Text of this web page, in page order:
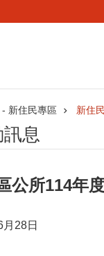
- 新住民專區 新住
息
公所114年
月28日